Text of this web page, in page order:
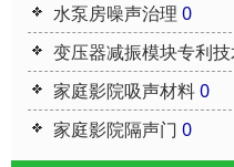
水泵房噪声治理 0
变压器减振模块专利
家庭影院吸声材料0
家庭影院隔声门 0